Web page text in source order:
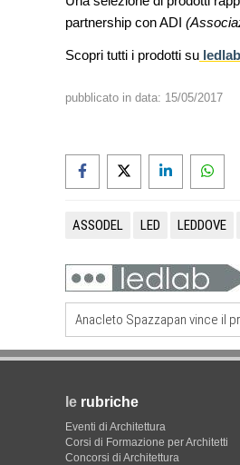
partnership con ADI
Scopri tutti i prodotti su
pubblicato in data: 15/05/2017
ASSODEL LED LEDDOVE
le rubriche
Eventi di Architettura
Corsi di Formazione per Architetti
Concorsi di Architettura